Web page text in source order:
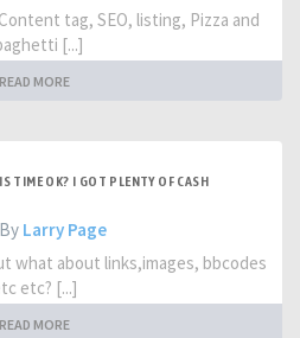
tag, SEO, listing, Pizza and
[...]
READ MORE
TIME OK? I GOT PLENTY OF CASH
Larry Page
what about links,images, bbcodes
etc? [...]
READ MORE